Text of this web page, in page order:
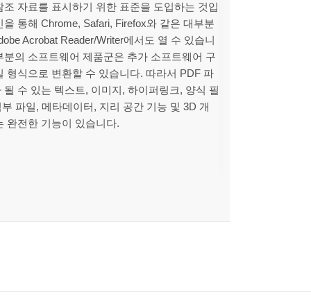
자료를 표시하기 위한 표준을 도입하는 것입
통해 Chrome, Safari, Firefox와 같은 대부분
Acrobat Reader/Writer에서도 열 수 있습니
의 소프트웨어 제품군은 추가 소프트웨어 구
형식으로 변환할 수 있습니다. 따라서 PDF 파
수 있는 텍스트, 이미지, 하이퍼링크, 양식 필
파일, 메타데이터, 지리 공간 기능 및 3D 개
완전한 기능이 있습니다.